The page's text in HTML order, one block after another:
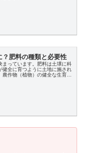
？肥料の種類と必要性
まっています。肥料は土壌に科
全に育つように土地に施され
作物（植物）の健全な生育に